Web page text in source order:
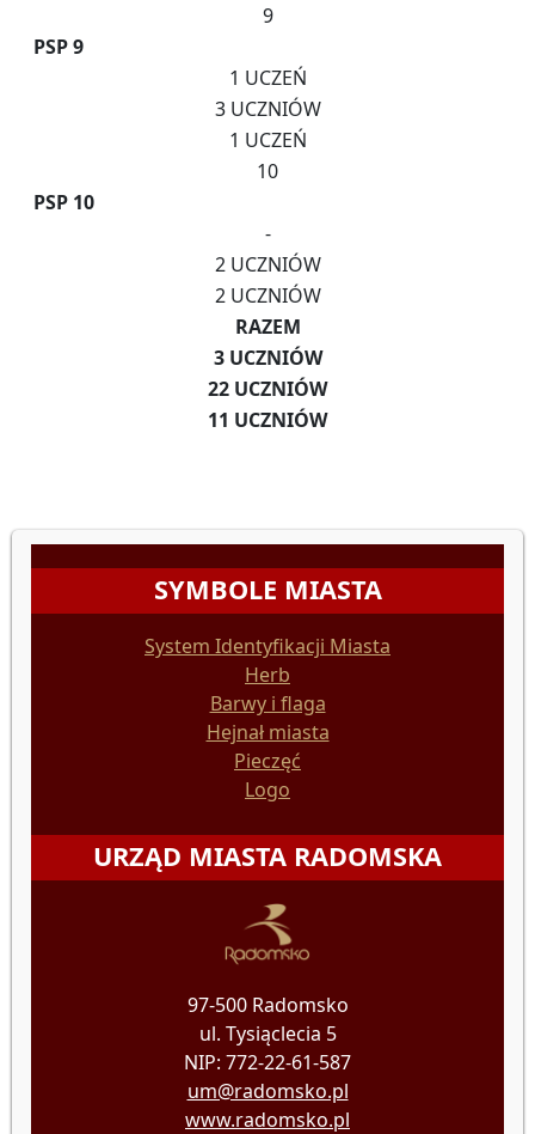
9
PSP 9
1 UCZEŃ
3 UCZNIÓW
1 UCZEŃ
10
PSP 10
-
2 UCZNIÓW
2 UCZNIÓW
RAZEM
3 UCZNIÓW
22 UCZNIÓW
11 UCZNIÓW
SYMBOLE MIASTA
System Identyfikacji Miasta
Herb
Barwy i flaga
Hejnał miasta
Pieczęć
Logo
URZĄD MIASTA RADOMSKA
97-500 Radomsko
ul. Tysiąclecia 5
NIP: 772-22-61-587
um@radomsko.pl
www.radomsko.pl